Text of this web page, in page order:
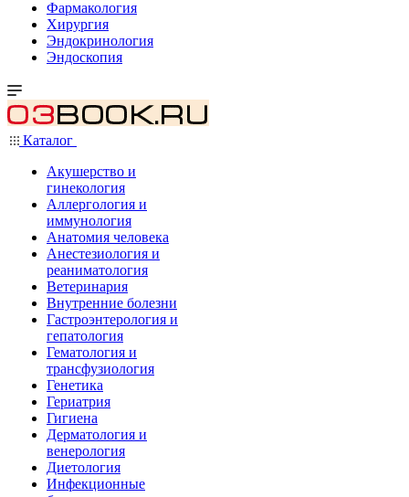
Фармакология
Хирургия
Эндокринология
Эндоскопия
Каталог
Акушерство и
гинекология
Аллергология и
иммунология
Анатомия человека
Анестезиология и
реаниматология
Ветеринария
Внутренние болезни
Гастроэнтерология и
гепатология
Гематология и
трансфузиология
Генетика
Гериатрия
Гигиена
Дерматология и
венерология
Диетология
Инфекционные